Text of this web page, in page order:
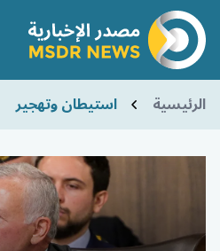
الرئيسية استيطان وتهجير